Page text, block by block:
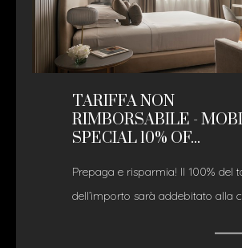
TARIFFA NON
RIMBORSABILE -
SPECIAL 10% OF...
Prepaga e risparmia! Il 100% del
dell’importo sarà addebitato alla